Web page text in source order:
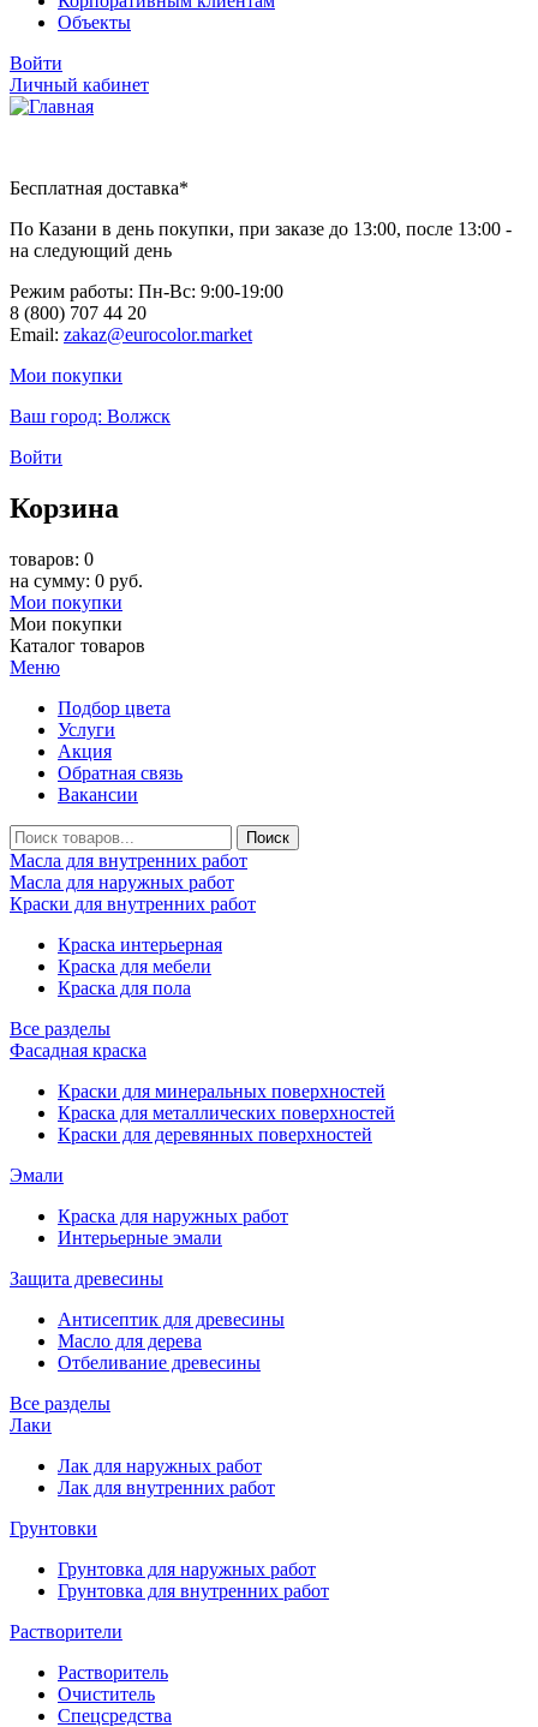
Объекты
Войти
Личный кабинет
Бесплатная доставка*
По Казани в день покупки, при заказе до 13:00, после 13:00 -
на следующий день
Режим работы: Пн-Вc: 9:00-19:00
8 (800) 707 44 20
Email: zakaz@eurocolor.market
Мои покупки
Ваш город: Волжск
Войти
Корзина
товаров: 0
на сумму: 0 руб.
Мои покупки
Мои покупки
Каталог товаров
Меню
Подбор цвета
Услуги
Акция
Обратная связь
Вакансии
Масла для внутренних работ
Масла для наружных работ
Краски для внутренних работ
Краска интерьерная
Краска для мебели
Краска для пола
Все разделы
Фасадная краска
Краски для минеральных поверхностей
Краска для металлических поверхностей
Краски для деревянных поверхностей
Эмали
Краска для наружных работ
Интерьерные эмали
Защита древесины
Антисептик для древесины
Масло для дерева
Отбеливание древесины
Все разделы
Лаки
Лак для наружных работ
Лак для внутренних работ
Грунтовки
Грунтовка для наружных работ
Грунтовка для внутренних работ
Растворители
Растворитель
Очиститель
Спецсредства